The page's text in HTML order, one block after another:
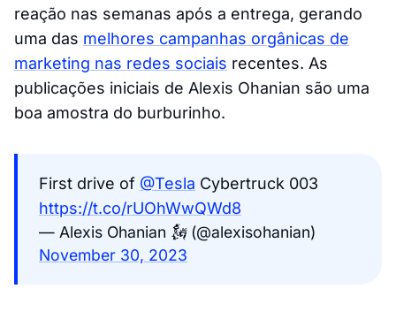
reação nas semanas após a entrega, gerando
uma das melhores campanhas orgânicas de
marketing nas redes sociais recentes. As
publicações iniciais de Alexis Ohanian são uma
boa amostra do burburinho.
First drive of @Tesla Cybertruck 003
https://t.co/rUOhWwQWd8
— Alexis Ohanian 🗽 (@alexisohanian)
November 30, 2023